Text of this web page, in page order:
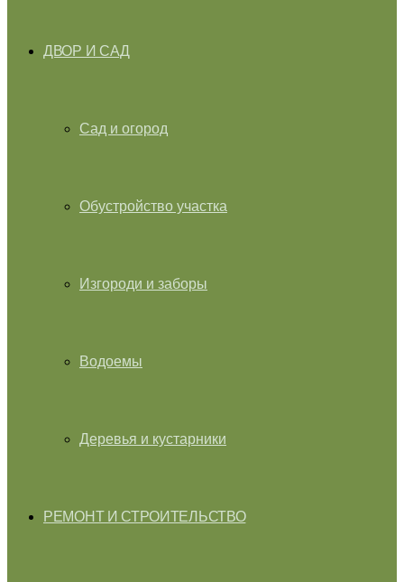
ДВОР И САД
Сад и огород
Обустройство участка
Изгороди и заборы
Водоемы
Деревья и кустарники
РЕМОНТ И СТРОИТЕЛЬСТВО